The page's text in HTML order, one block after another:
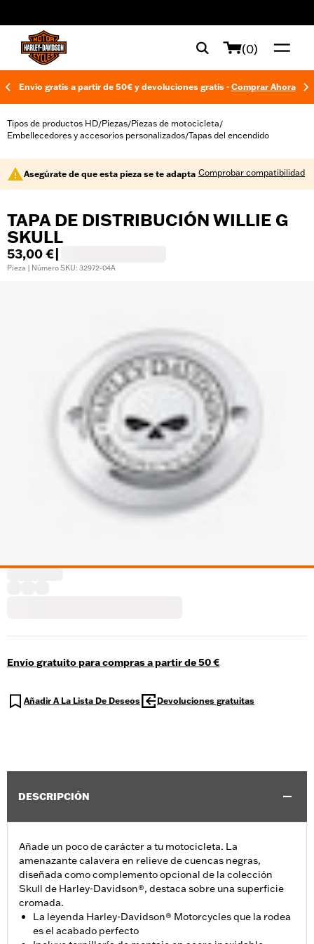
(0)
Envío gratis a partir de 50€ y devoluciones gratis - Comprar Ahora
Tipos de productos HD/Piezas/Piezas de motocicleta/
Embellecedores y accesorios personalizados/Tapas del encendido
Asegúrate de que esta pieza se te adapta Comprobar compatibilidad
TAPA DE DISTRIBUCIÓN WILLIE G
SKULL
53,00 €
Pieza | Número SKU: 32972-04A
Envío gratuito para compras a partir de 50 €
Añadir A La Lista De Deseos Devoluciones gratuitas
DESCRIPCIÓN
Añade un poco de carácter a tu motocicleta. La
amenazante calavera en relieve de cuencas negras,
diseñada como complemento opcional de la colección
Skull de Harley-Davidson®, destaca sobre una superficie
cromada.
La leyenda Harley-Davidson® Motorcycles que la rodea
es el acabado perfecto